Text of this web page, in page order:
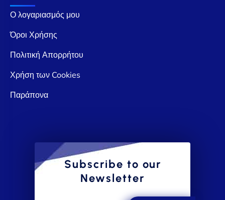
Ο λογαριασμός μου
Όροι Χρήσης
Πολιτική Απορρήτου
Χρήση των Cookies
Παράπονα
Subscribe to our
Newsletter